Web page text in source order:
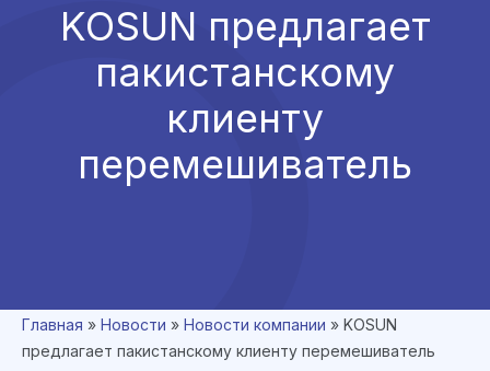
KOSUN предлагает
пакистанскому
клиенту
перемешиватель
Главная » Новости » Новости компании » KOSUN
предлагает пакистанскому клиенту перемешиватель